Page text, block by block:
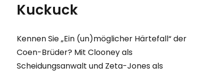
Kuckuck
Kennen Sie „Ein (un)möglicher Härtefall“ der
Coen-Brüder? Mit Clooney als
Scheidungsanwalt und Zeta-Jones als